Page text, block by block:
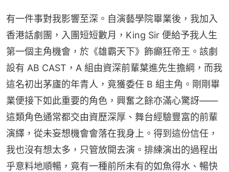
有一件事對我影響至深。自演藝學院畢業後，我加入
香港話劇團，入團短短數月，King Sir 便給予我人生
第一個主角機會，於《雄霸天下》飾癲狂帝王。該劇
設有 AB CAST，A 組由資深前輩葉進先生擔綱，而我
這名初出茅廬的年青人，竟獲委任 B 組主角。剛剛畢
業便接下如此重要的角色，興奮之餘亦滿心驚訝——
這類角色通常都交由資歷深厚、舞台經驗豐富的前輩
演繹，從未妄想機會會落在我身上。得到這份信任，
我也沒有想太多，只管放開去演。排練演出的過程出
乎意料地順暢，竟有一種前所未有的如魚得水、暢快